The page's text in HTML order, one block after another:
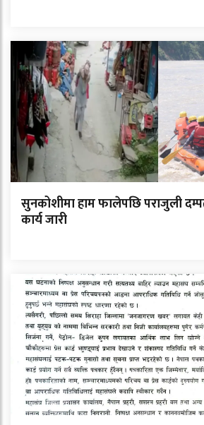
सुनकोशीमा हाम फालेपछि पराजुली
कार्य जारी